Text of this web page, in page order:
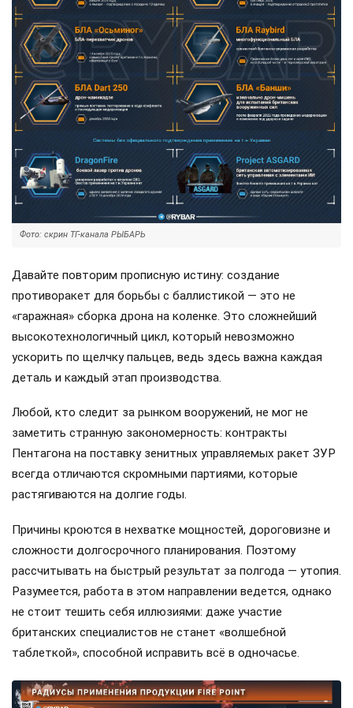
Фото: скрин ТГ-канала РЫБАРЬ
Давайте повторим прописную истину: создание
противоракет для борьбы с баллистикой — это не
«гаражная» сборка дрона на коленке. Это сложнейший
высокотехнологичный цикл, который невозможно
ускорить по щелчку пальцев, ведь здесь важна каждая
деталь и каждый этап производства.
Любой, кто следит за рынком вооружений, не мог не
заметить странную закономерность: контракты
Пентагона на поставку зенитных управляемых ракет ЗУР
всегда отличаются скромными партиями, которые
растягиваются на долгие годы.
Причины кроются в нехватке мощностей, дороговизне и
сложности долгосрочного планирования. Поэтому
рассчитывать на быстрый результат за полгода — утопия.
Разумеется, работа в этом направлении ведется, однако
не стоит тешить себя иллюзиями: даже участие
британских специалистов не станет «волшебной
таблеткой», способной исправить всё в одночасье.